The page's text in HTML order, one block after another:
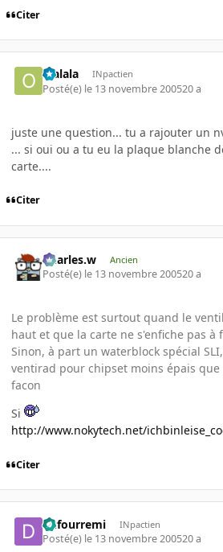
Citer
olalala INpactien
Posté(e) le 13 novembre 200520 a
juste une question... tu a rajouter un
... si oui ou a tu eu la plaque blanche
carte....
Citer
Charles.w Ancien
Posté(e) le 13 novembre 200520 a
Le problème est surtout quand le
haut et que la carte ne s'enfiche pas à
Sinon, à part un waterblock spécial
ventirad pour chipset moins épais
facon
Si
http://www.nokytech.net/
Citer
dufourremi INpactien
Posté(e) le 13 novembre 200520 a